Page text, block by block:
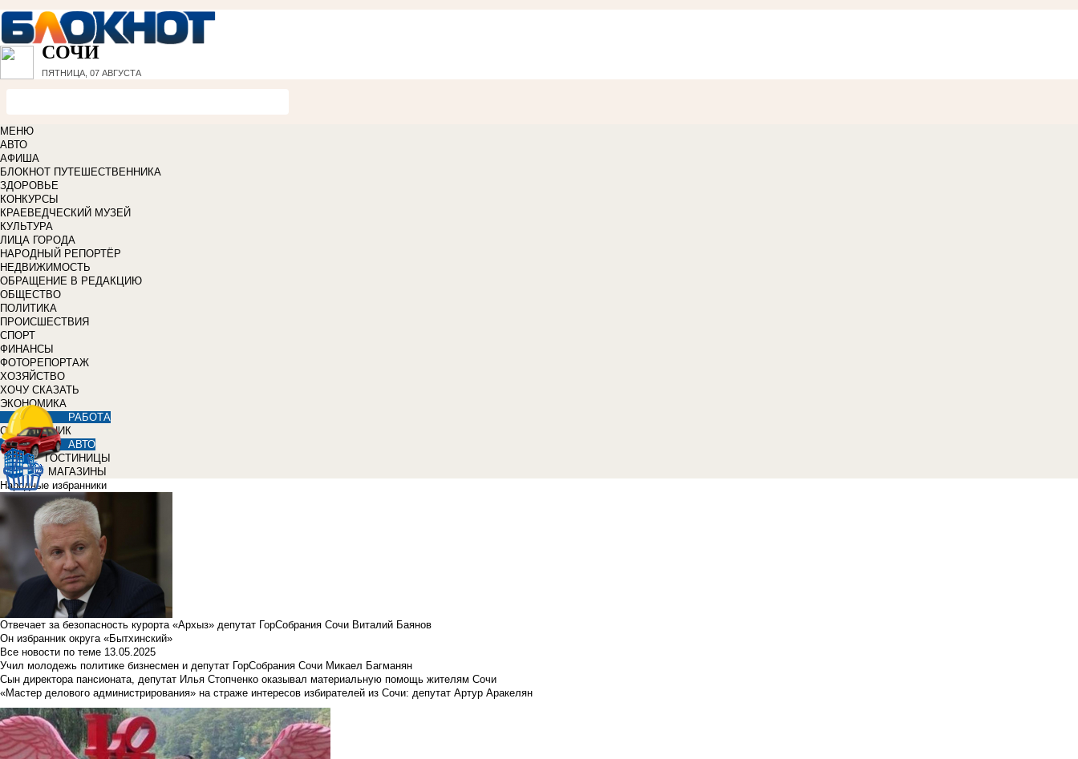
СОЧИ
ПЯТНИЦА, 07 АВГУСТА
МЕНЮ
АВТО
АФИША
БЛОКНОТ ПУТЕШЕСТВЕННИКА
ЗДОРОВЬЕ
КОНКУРСЫ
КРАЕВЕДЧЕСКИЙ МУЗЕЙ
КУЛЬТУРА
ЛИЦА ГОРОДА
НАРОДНЫЙ РЕПОРТЁР
НЕДВИЖИМОСТЬ
ОБРАЩЕНИЕ В РЕДАКЦИЮ
ОБЩЕСТВО
ПОЛИТИКА
ПРОИСШЕСТВИЯ
СПОРТ
ФИНАНСЫ
ФОТОРЕПОРТАЖ
ХОЗЯЙСТВО
ХОЧУ СКАЗАТЬ
ЭКОНОМИКА
РАБОТА
СПРАВОЧНИК
АВТО
ГОСТИНИЦЫ
МАГАЗИНЫ
Народные избранники
Отвечает за безопасность курорта «Архыз» депутат ГорСобрания Сочи Виталий Баянов
Он избранник округа «Бытхинский»
Все новости по теме 13.05.2025
Учил молодежь политике бизнесмен и депутат ГорСобрания Сочи Микаел Багманян
Сын директора пансионата, депутат Илья Стопченко оказывал материальную помощь жителям Сочи
«Мастер делового администрирования» на страже интересов избирателей из Сочи: депутат Артур Аракелян